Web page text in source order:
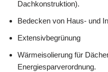
Dachkonstruktion).
Bedecken von Haus- und
Extensivbegrünung
Wärmeisolierung für
Energiesparverordnung.